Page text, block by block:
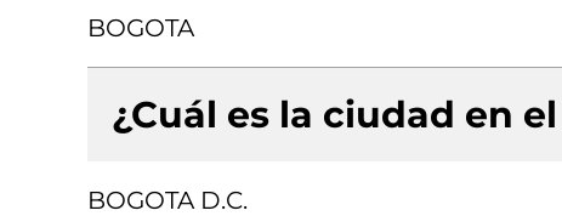
BOGOTA
¿Cuál es la ciudad en
BOGOTA D.C.